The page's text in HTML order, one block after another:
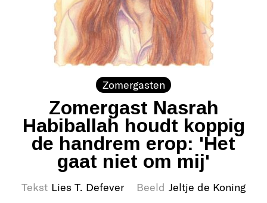
Zomergasten
Zomergast Nasrah
Habiballah houdt koppig
de handrem erop: 'Het
gaat niet om mij'
Tekst Lies T. Defever Beeld Jeltje de Koning